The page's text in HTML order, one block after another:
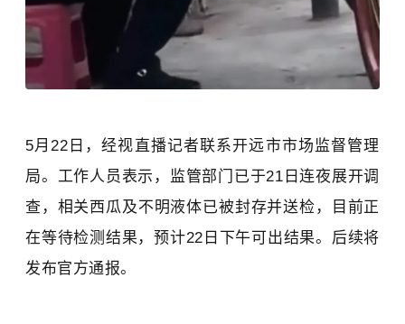
5月22日，经视直播记者联系开远市市场监督管理
局。工作人员表示，监管部门已于21日连夜展开调
查，相关西瓜及不明液体已被封存并送检，目前正
在等待检测结果，预计22日下午可出结果。后续将
发布官方通报。